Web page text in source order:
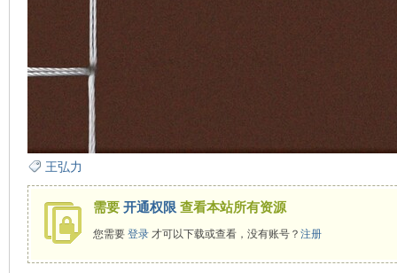
王弘力
需要 开通权限 查看本站所有资源
您需要 登录才可以下载或查看，没有账号？ 注册